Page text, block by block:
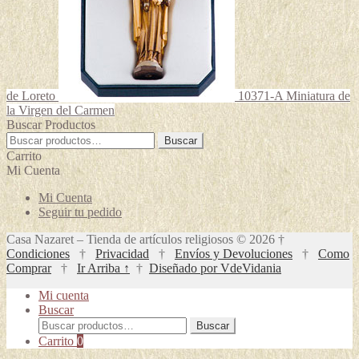
de Loreto
10371-A Miniatura de
la Virgen del Carmen
Buscar Productos
Buscar
por:
Buscar
Carrito
Mi Cuenta
Mi Cuenta
Seguir tu pedido
Casa Nazaret – Tienda de artículos religiosos © 2026 †
Condiciones † Privacidad † Envíos y Devoluciones † Como
Comprar† Ir Arriba ↑ † Diseñado por VdeVidania
Mi cuenta
Buscar
Buscar
por:
Buscar
Carrito 0